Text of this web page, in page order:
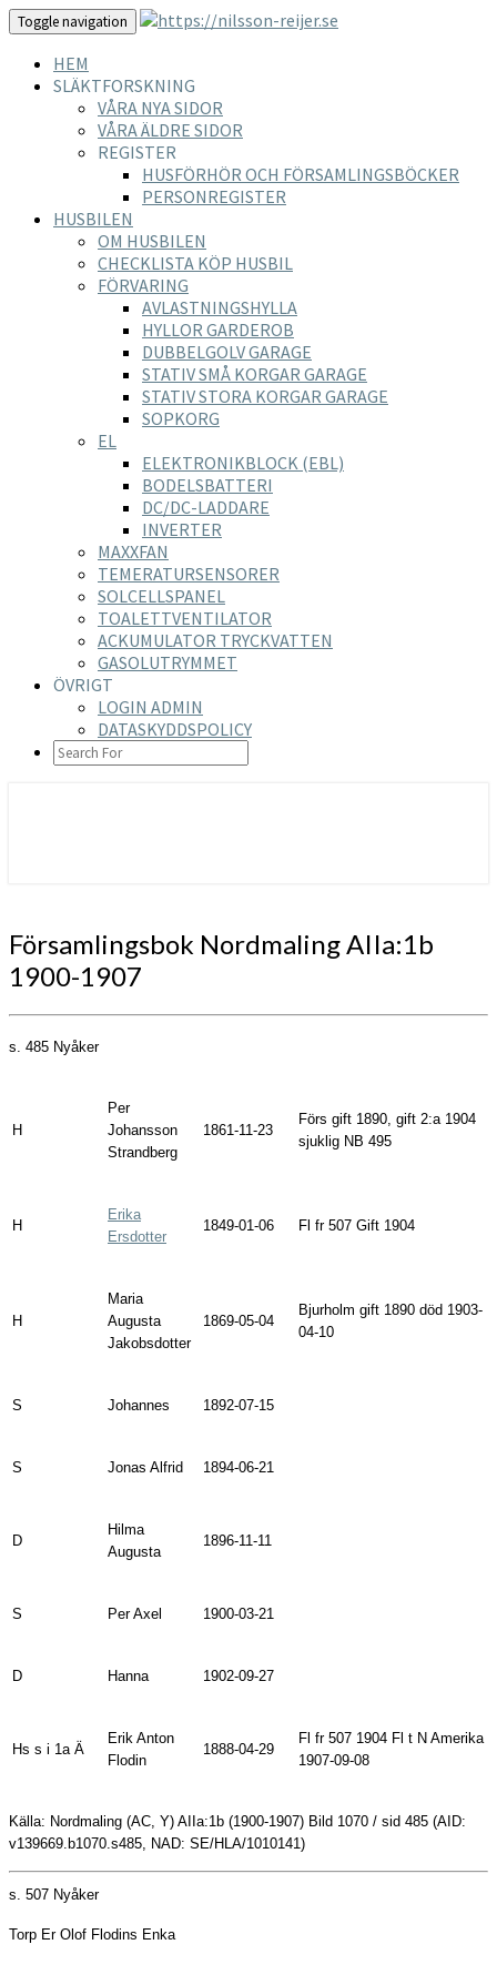
Toggle navigation
HEM
SLÄKTFORSKNING
VÅRA NYA SIDOR
VÅRA ÄLDRE SIDOR
REGISTER
HUSFÖRHÖR OCH FÖRSAMLINGSBÖCKER
PERSONREGISTER
HUSBILEN
OM HUSBILEN
CHECKLISTA KÖP HUSBIL
FÖRVARING
AVLASTNINGSHYLLA
HYLLOR GARDEROB
DUBBELGOLV GARAGE
STATIV SMÅ KORGAR GARAGE
STATIV STORA KORGAR GARAGE
SOPKORG
EL
ELEKTRONIKBLOCK (EBL)
BODELSBATTERI
DC/DC-LADDARE
INVERTER
MAXXFAN
TEMERATURSENSORER
SOLCELLSPANEL
TOALETTVENTILATOR
ACKUMULATOR TRYCKVATTEN
GASOLUTRYMMET
ÖVRIGT
LOGIN ADMIN
DATASKYDDSPOLICY
SEARCH
ICON
Församlingsbok
Nordmaling
AIIa:1b
Församlingsbok Nordmaling AIIa:1b
1900-1907
s. 485 Nyåker
H
Per
Johansson
Strandberg
1861-11-23
Förs gift 1890, gift 2:a 1904
sjuklig NB 495
H
Erika
Ersdotter
1849-01-06 Fl fr 507 Gift 1904
H
Maria
Augusta
Jakobsdotter
1869-05-04
Bjurholm gift 1890 död 1903-
04-10
S Johannes 1892-07-15
S Jonas Alfrid 1894-06-21
D
Hilma
Augusta
1896-11-11
S Per Axel 1900-03-21
D Hanna 1902-09-27
Hs s i 1a Ä
Erik Anton
Flodin
1888-04-29
Fl fr 507 1904 Fl t N Amerika
1907-09-08
Källa: Nordmaling (AC, Y) AIIa:1b (1900-1907) Bild 1070 / sid 485 (AID:
v139669.b1070.s485, NAD: SE/HLA/1010141)
s. 507 Nyåker
Torp Er Olof Flodins Enka